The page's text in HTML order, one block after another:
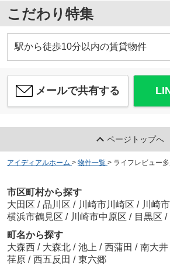
こだわり特集
駅から徒歩10分以内の賃貸物件
メールで共有する
ページトップへ
アイディアルホーム > 物件一覧 > ライフレビュー多
市区町村から探す
大田区 / 品川区 / 川崎市川崎区 / 川崎
横浜市鶴見区 / 川崎市中原区 / 目黒区 /
町名から探す
大森西 / 大森北 / 池上 / 西蒲田 / 南大井
荏原 / 西五反田 / 東六郷